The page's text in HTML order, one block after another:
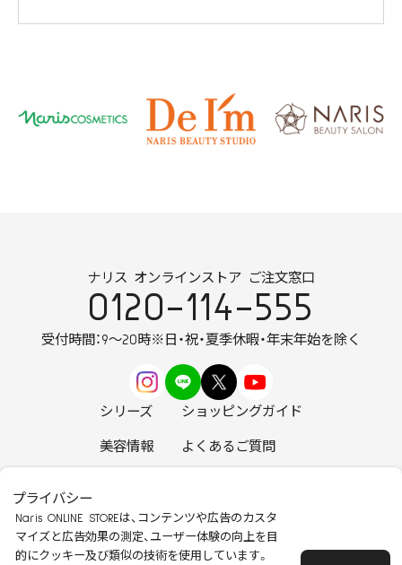
ナリス オンラインストア ご注文窓口
0120-114-555
受付時間：9～20時※日・祝・夏季休暇・年末年始を除く
シリーズ ショッピングガイド
美容情報 よくあるご質問
プライバシー
Naris ONLINE STOREは、コンテンツや広告のカスタ
マイズと広告効果の測定、ユーザー体験の向上を目
的にクッキー及び類似の技術を使用しています。